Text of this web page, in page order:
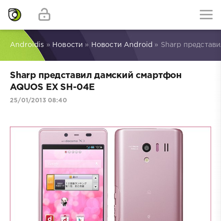
Androidis » Новости » Новости Android » Sharp
Sharp представил дамский смартфон
AQUOS EX SH-04E
25/01/2013 08:40